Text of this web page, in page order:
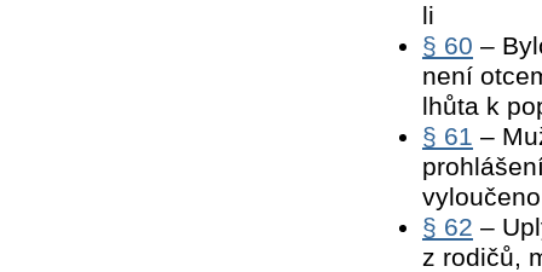
li
§ 60 –
není
lhůta k
§ 61 –
§ 62 –
z rodičů,